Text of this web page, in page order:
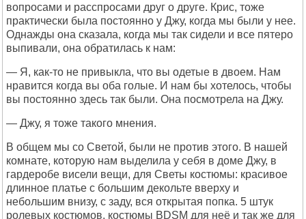
вопросами и расспросами друг о друге. Крис, тоже
практически была постоянно у Джу, когда мы были у нее.
Однажды она сказала, когда мы так сидели и все пятеро
выпивали, она обратилась к нам:
— Я, как-то не привыкла, что вы одетые в двоем. Нам
нравится когда вы оба голые. И нам бы хотелось, чтобы
вы постоянно здесь так были. Она посмотрела на Джу.
— Джу, я тоже такого мнения.
В общем мы со Светой, были не против этого. В нашей
комнате, которую нам выделила у себя в доме Джу, в
гардеробе висели вещи, для Светы костюмы: красивое
длинное платье с большим декольте вверху и
небольшим внизу, с заду, вся открытая попка. 5 штук
ролевых костюмов, костюмы BDSM для неё и так же для